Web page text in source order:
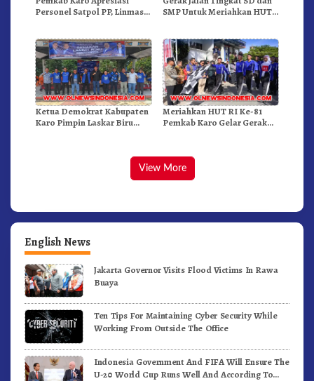
Personel Satpol PP, Linmas,
SMP Untuk Meriahkan HUT
Ketua Demokrat Kabupaten
Karo Pimpin Laskar Biru
Meriahkan HUT RI Ke-81
Pemkab Karo Gelar Gerak
View More
English News
Jakarta Governor Visits Flood Victims In Rawa
Buaya
Ten Tips For Maintaining Cyber Security While
Working From Outside The Office
Indonesia Government And FIFA Will Ensure The
U-20 World Cup Runs Well And According To